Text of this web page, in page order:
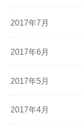
2017年7月
2017年6月
2017年5月
2017年4月